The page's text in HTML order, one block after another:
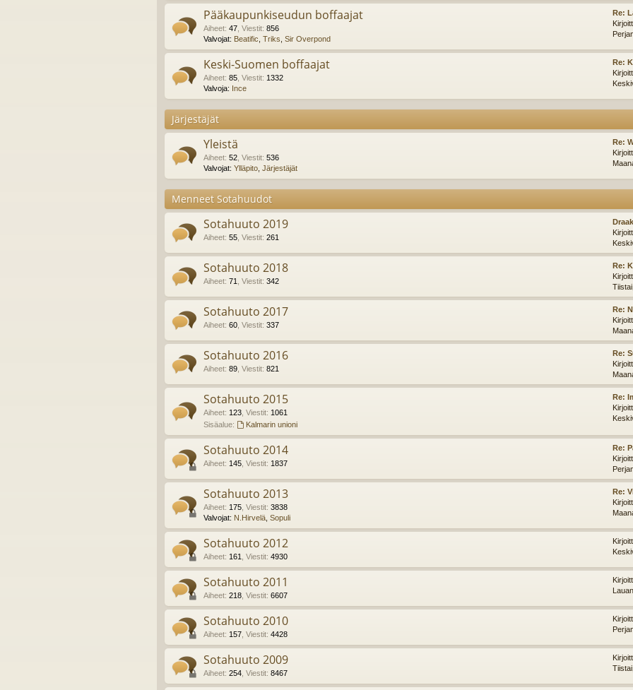
Pääkaupunkiseudun boffaajat
Aiheet: 47 Viestit: 856
Valvojat: Beatific Triks Sir Overpond
Re:
Keski-Suomen boffaajat
Aiheet: 85 Viestit: 1332
Valvoja: Ince
Re:
Järjestäjät
Yleistä
Aiheet: 52 Viestit: 536
Valvojat: Ylläpito Järjestäjät
Re:
Menneet Sotahuudot
Sotahuuto 2019
Aiheet: 55 Viestit: 261
Sotahuuto 2018
Aiheet: 71 Viestit: 342
Re:
Sotahuuto 2017
Aiheet: 60 Viestit: 337
Re:
Sotahuuto 2016
Aiheet: 89 Viestit: 821
Re:
Sotahuuto 2015
Aiheet: 123 Viestit: 1061
Sisäalue:
Kalmarin unioni
Re:
Sotahuuto 2014
Aiheet: 145 Viestit: 1837
Re:
Sotahuuto 2013
Aiheet: 175 Viestit: 3838
Valvojat: N.Hirvelä Sopuli
Re:
Sotahuuto 2012
Aiheet: 161 Viestit: 4930
Sotahuuto 2011
Aiheet: 218 Viestit: 6607
Sotahuuto 2010
Aiheet: 157 Viestit: 4428
Sotahuuto 2009
Aiheet: 254 Viestit: 8467